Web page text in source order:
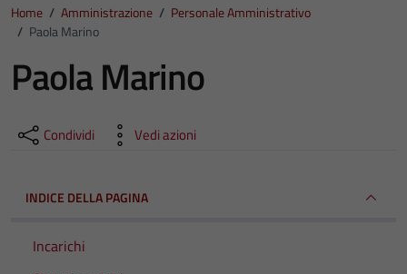
Home / Amministrazione / Personale Amministrativo
/ Paola Marino
Paola Marino
Condividi Vedi azioni
INDICE DELLA PAGINA
Incarichi